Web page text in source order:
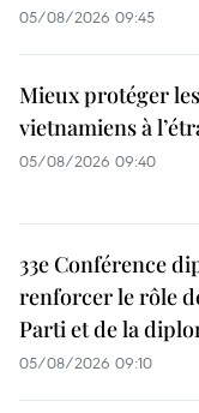
05/08/2026 09:45
Mieux protéger
vietnamiens à
05/08/2026 09:40
33e Conférence
renforcer le rôle
Parti et de la
05/08/2026 09:10